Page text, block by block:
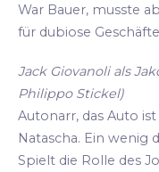
War Bauer, musste
für dubiose
Jack Giovanoli als
Philippo Stickel)
Autonarr, das Auto
Natascha. Ein wenig
Spielt die Rolle des